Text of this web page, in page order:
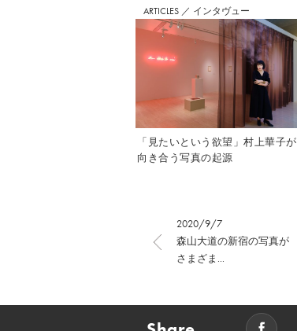
ARTICLES ／ インタヴュー
「見たいという欲望」村上華子が
向き合う写真の起源
2020/9/7
森山大道の新宿の写真が
さまざま...